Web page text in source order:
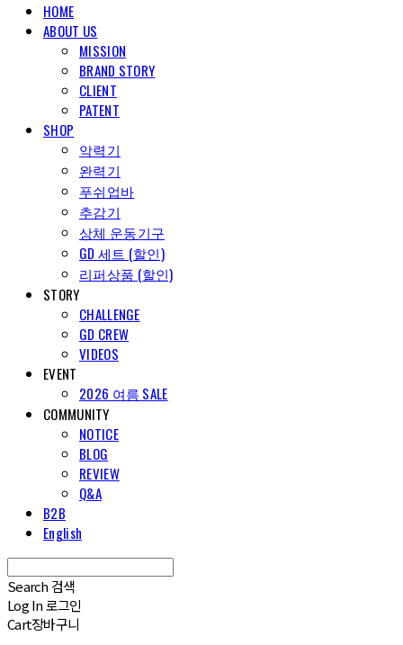
HOME
ABOUT US
MISSION
BRAND STORY
CLIENT
PATENT
SHOP
악력기
완력기
푸쉬업바
추감기
상체 운동기구
GD 세트 (할인)
리퍼상품 (할인)
STORY
CHALLENGE
GD CREW
VIDEOS
EVENT
2026 여름 SALE
COMMUNITY
NOTICE
BLOG
REVIEW
Q&A
B2B
English
Search 검색
Log In로그인
Cart장바구니